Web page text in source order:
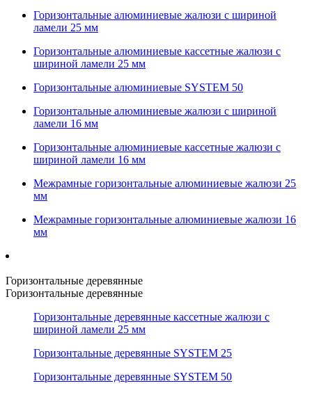
Горизонтальные алюминиевые жалюзи с шириной
ламели 25 мм
Горизонтальные алюминиевые кассетные жалюзи с
шириной ламели 25 мм
Горизонтальные алюминиевые SYSTEM 50
Горизонтальные алюминиевые жалюзи с шириной
ламели 16 мм
Горизонтальные алюминиевые кассетные жалюзи с
шириной ламели 16 мм
Межрамные горизонтальные алюминиевые жалюзи 25
мм
Межрамные горизонтальные алюминиевые жалюзи 16
мм
Горизонтальные деревянные
Горизонтальные деревянные
Горизонтальные деревянные кассетные жалюзи с
шириной ламели 25 мм
Горизонтальные деревянные SYSTEM 25
Горизонтальные деревянные SYSTEM 50